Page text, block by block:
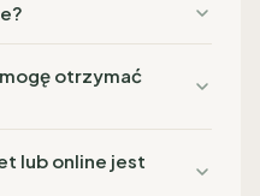
otrzymać
lub online jest